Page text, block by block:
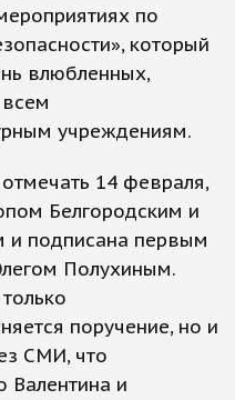
по
который
влюбленных,
учреждениям.
14 февраля,
Белгородским и
и подписана первым
Полухиным.
поручение, но и
СМИ, что
Валентина и